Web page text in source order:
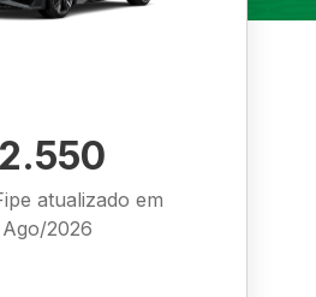
atualizado em
Ago/2026